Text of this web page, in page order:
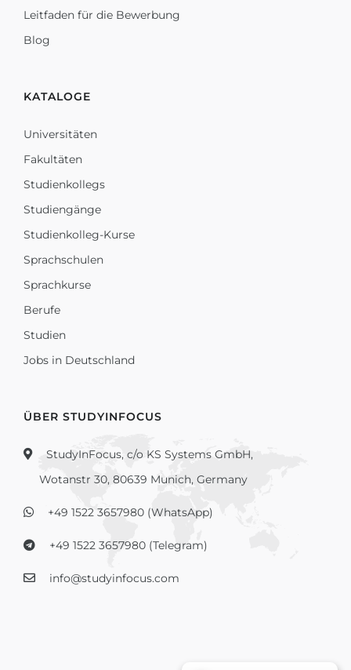
Leitfaden für die Bewerbung
Blog
KATALOGE
Universitäten
Fakultäten
Studienkollegs
Studiengänge
Studienkolleg-Kurse
Sprachschulen
Sprachkurse
Berufe
Studien
Jobs in Deutschland
ÜBER STUDYINFOCUS
StudyInFocus, c/o KS Systems GmbH,
Wotanstr 30, 80639 Munich, Germany
+49 1522 3657980 (WhatsApp)
+49 1522 3657980 (Telegram)
info@studyinfocus.com